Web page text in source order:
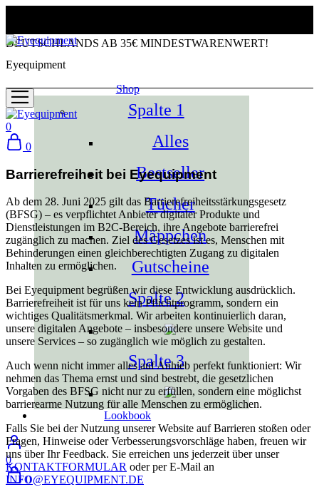
DEUTSCHLANDS AB 35€ MINDESTWARENWERT!
Eyequipment
Shop
Spalte 1
Alles
Bestseller
Tücher
Mäppchen
Gutscheine
Spalte 2
Spalte 3
Lookbook
0
0
0
0
Barrierefreiheit bei Eyequipment
Ab dem 28. Juni 2025 gilt das Barrierefreiheitsstärkungsgesetz
(BFSG) – es verpflichtet Anbieter digitaler Produkte und
Dienstleistungen im B2C-Bereich, ihre Angebote barrierefrei
zugänglich zu machen. Ziel des Gesetzes ist es, Menschen mit
Behinderungen einen gleichberechtigten Zugang zu digitalen
Inhalten zu ermöglichen.
Bei Eyequipment begrüßen wir diese Entwicklung ausdrücklich.
Barrierefreiheit ist für uns kein Pflichtprogramm, sondern ein
wichtiges Qualitätsmerkmal. Wir arbeiten kontinuierlich daran,
unsere digitalen Angebote – insbesondere unsere Website und
unsere Services – so zugänglich wie möglich zu gestalten.
Auch wenn nicht immer alles auf Anhieb perfekt funktioniert: Wir
nehmen das Thema ernst und sind bestrebt, die gesetzlichen
Vorgaben des BFSG nicht nur zu erfüllen, sondern eine möglichst
barrierearme Nutzung für alle Menschen zu ermöglichen.
Falls Sie bei der Nutzung unserer Website auf Barrieren stoßen oder
Fragen, Hinweise oder Verbesserungsvorschläge haben, freuen wir
uns über Ihr Feedback. Sie erreichen uns jederzeit über unser
KONTAKTFORMULAR oder per E-Mail an
INFO@EYEQUIPMENT.DE